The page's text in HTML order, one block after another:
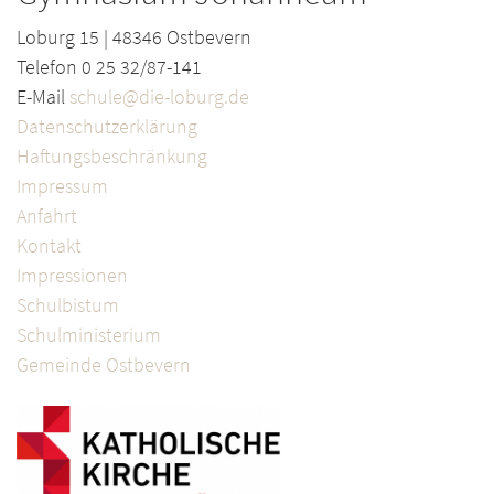
Loburg 15 | 48346 Ostbevern
Telefon 0 25 32/87-141
E-Mail schule@die-loburg.de
Datenschutzerklärung
Haftungsbeschränkung
Impressum
Anfahrt
Kontakt
Impressionen
Schulbistum
Schulministerium
Gemeinde Ostbevern